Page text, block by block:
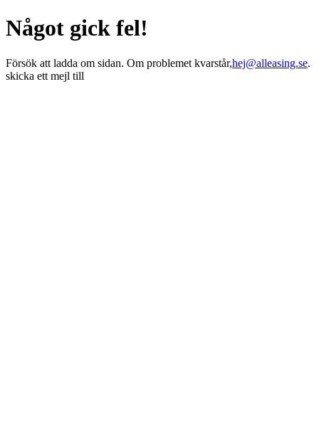
Något gick fel!
Försök att ladda om sidan. Om problemet kvarstår,hej@alleasing.se.
skicka ett mejl till